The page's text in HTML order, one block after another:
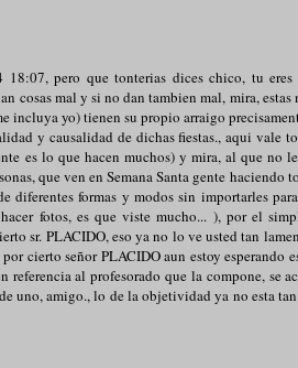
18:07, pero que tonterias dices chico, tu
cosas mal y si no dan tambien mal, mira, estas
incluya yo) tienen su propio arraigo
y causalidad de dichas fiestas., aqui vale
es lo que hacen muchos) y mira, al que no
que ven en Semana Santa gente haciendo
diferentes formas y modos sin importarles
fotos, es que viste mucho... ), por el
sr. PLACIDO, eso ya no lo ve usted tan
cierto señor PLACIDO aun estoy esperando
al profesorado que la compone, se
uno, amigo., lo de la objetividad ya no esta